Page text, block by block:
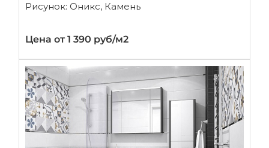
Рисунок: Оникс, Камень
Цена от 1 390 руб/м2